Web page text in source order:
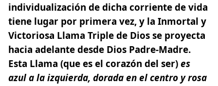
individualización de dicha corriente de vida
tiene lugar por primera vez, y la Inmortal y
Victoriosa Llama Triple de Dios se proyecta
hacia adelante desde Dios Padre-Madre.
Esta Llama (que es el corazón del ser)es
azul a la izquierda, dorada en el centro y rosa